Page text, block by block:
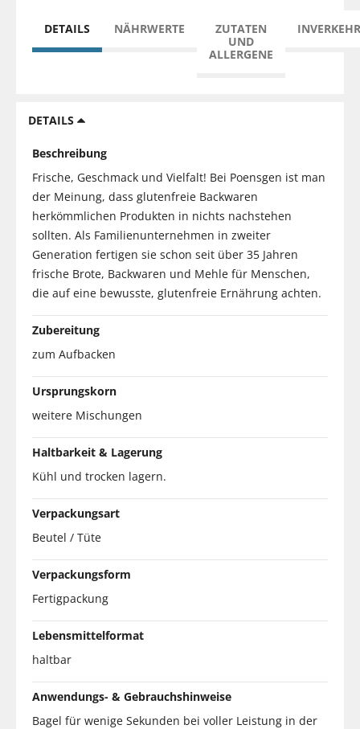
DETAILS NÄHRWERTE
ZUTATEN
UND
ALLERGENE
DETAILS
Beschreibung
Frische, Geschmack und Vielfalt! Bei Poensgen ist man
der Meinung, dass glutenfreie Backwaren
herkömmlichen Produkten in nichts nachstehen
sollten. Als Familienunternehmen in zweiter
Generation fertigen sie schon seit über 35 Jahren
frische Brote, Backwaren und Mehle für Menschen,
die auf eine bewusste, glutenfreie Ernährung achten.
Zubereitung
zum Aufbacken
Ursprungskorn
weitere Mischungen
Haltbarkeit & Lagerung
Kühl und trocken lagern.
Verpackungsart
Beutel / Tüte
Verpackungsform
Fertigpackung
Lebensmittelformat
haltbar
Anwendungs- & Gebrauchshinweise
Bagel für wenige Sekunden bei voller Leistung in der